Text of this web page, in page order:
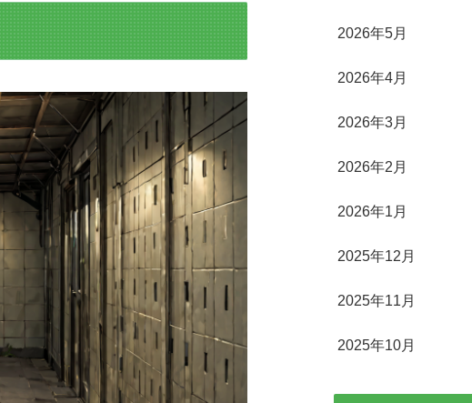
2026年5月
2026年4月
2026年3月
2026年2月
2026年1月
2025年12月
2025年11月
2025年10月